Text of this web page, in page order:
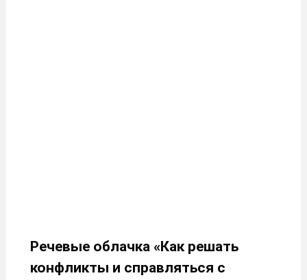
Речевые облачка «Как решать
конфликты и справляться с